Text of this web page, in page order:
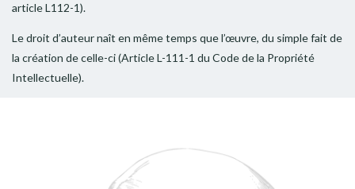
article L112-1).
Le droit d’auteur naît en même temps que l’œuvre, du simple fait de
la création de celle-ci (Article L-111-1 du Code de la Propriété
Intellectuelle).